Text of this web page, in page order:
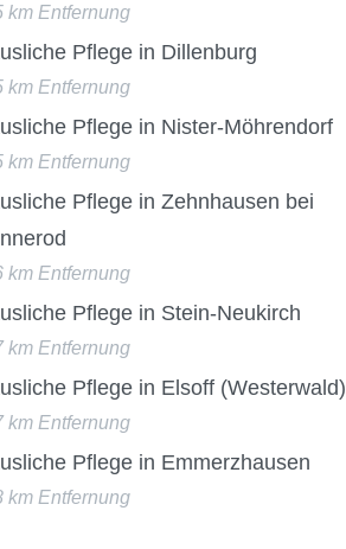
km Entfernung
Pflege in Dillenburg
km Entfernung
Pflege in Nister-Möhrendorf
km Entfernung
Pflege in Zehnhausen bei
km Entfernung
Pflege in Stein-Neukirch
km Entfernung
Pflege in Elsoff (Westerwald)
km Entfernung
Pflege in Emmerzhausen
km Entfernung